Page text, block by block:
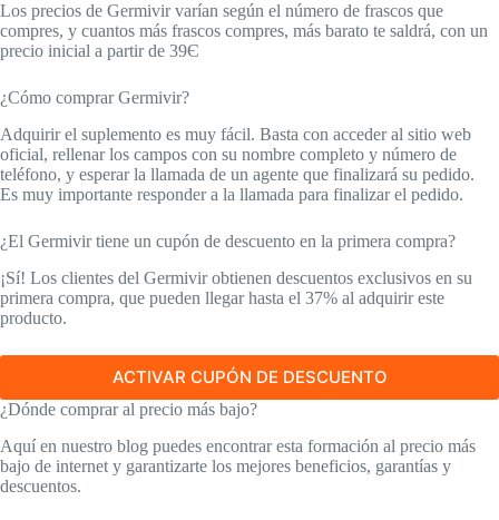
Los precios de Germivir varían según el número de frascos que
compres, y cuantos más frascos compres, más barato te saldrá, con un
precio inicial a partir de 39Є
¿Cómo comprar Germivir?
Adquirir el suplemento es muy fácil. Basta con acceder al sitio web
oficial, rellenar los campos con su nombre completo y número de
teléfono, y esperar la llamada de un agente que finalizará su pedido.
Es muy importante responder a la llamada para finalizar el pedido.
¿El Germivir tiene un cupón de descuento en la primera compra?
¡Sí! Los clientes del Germivir obtienen descuentos exclusivos en su
primera compra, que pueden llegar hasta el 37% al adquirir este
producto.
ACTIVAR CUPÓN DE DESCUENTO
¿Dónde comprar al precio más bajo?
Aquí en nuestro blog puedes encontrar esta formación al precio más
bajo de internet y garantizarte los mejores beneficios, garantías y
descuentos.